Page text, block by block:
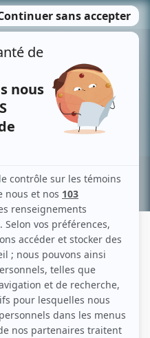
MENU
Recherche avancée »